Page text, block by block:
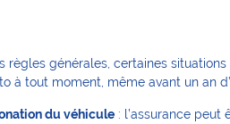
règles générales, certaines
à tout moment, même avant un an
du véhicule : l’assurance peut